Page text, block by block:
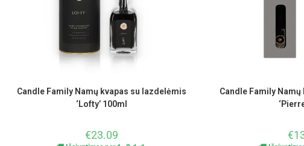
Candle Family Namų kvapas su lazdelėmis
‘Lofty’ 100ml
€23.09
Candle Family
€